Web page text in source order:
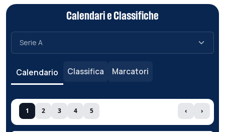
Calendari e Classifiche
Calendario Classifica Marcatori
1 2 3 4 5 ‹ ›